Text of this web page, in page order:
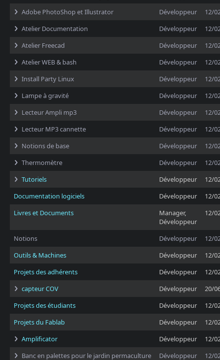
Adobe PhotoShop et Illustrator
Développeur
12/
Atelier Documentation
Développeur
12/
Atelier Freecad
Développeur
12/
Atelier WEB & bash
Développeur
12/
Install Party Linux
Développeur
12/
Lampe à gravité
Développeur
12/
Lecteur Ampli mp3
Développeur
12/
Lecteur MP3 cannette
Développeur
12/
Notions de base
Développeur
12/
Thermomètre
Développeur
12/
Tutoriels
Développeur
12/
Documentation logiciels
Développeur
12/
Livres et Documents
Manager,
Développeur
12/
Notions Développeur
12/
Outils & Machines
Développeur
12/
Projets des adhérents
Développeur
12/
capteur COV
Développeur
20/
Projets des étudiants
Développeur
12/
Projets du Fablab
Développeur
12/
Amplificator
Développeur
12/
Banc en palettes pour le jardin permaculture
Développeur
12/